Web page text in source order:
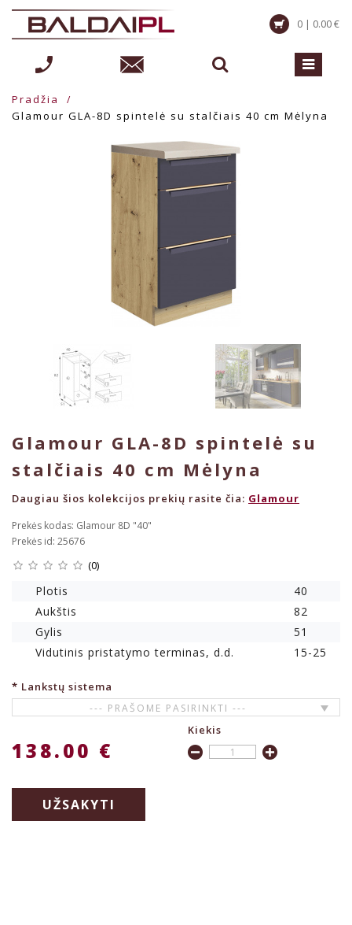
0 | 0.00 €
Pradžia
Glamour GLA-8D spintelė su stalčiais 40 cm Mėlyna
Glamour GLA-8D spintelė su
stalčiais 40 cm Mėlyna
Daugiau šios kolekcijos prekių rasite čia: Glamour
Prekės kodas: Glamour 8D "40"
Prekės id: 25676
(0)
Plotis
40
Aukštis
82
Gylis
51
Vidutinis pristatymo terminas, d.d.
15-25
Lankstų sistema
--- PRAŠOME PASIRINKTI ---
138.00 €
Kiekis
UŽSAKYTI